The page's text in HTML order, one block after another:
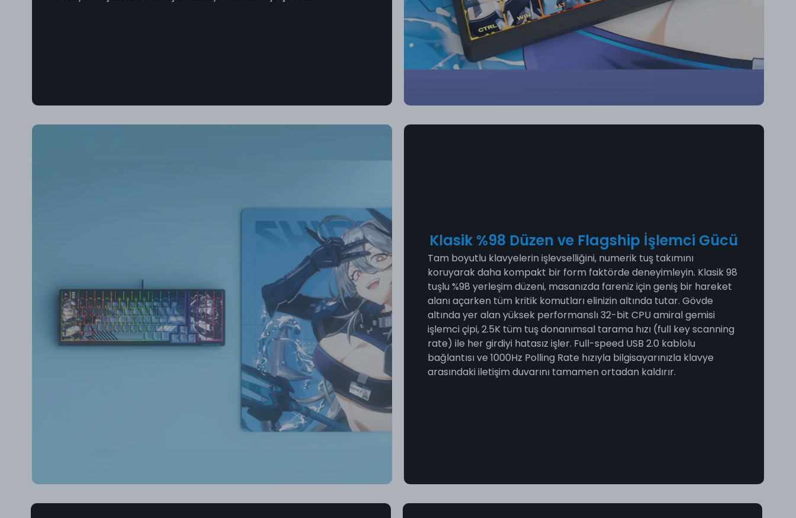
Klasik %98 Düzen ve Flagship İşlemci Gücü
Tam boyutlu klavyelerin işlevselliğini, numerik tuş takımını
koruyarak daha kompakt bir form faktörde deneyimleyin. Klasik 98
tuşlu %98 yerleşim düzeni, masanızda fareniz için geniş bir hareket
alanı açarken tüm kritik komutları elinizin altında tutar. Gövde
altında yer alan yüksek performanslı 32-bit CPU amiral gemisi
işlemci çipi, 2.5K tüm tuş donanımsal tarama hızı (full key scanning
rate) ile her girdiyi hatasız işler. Full-speed USB 2.0 kablolu
bağlantısı ve 1000Hz Polling Rate hızıyla bilgisayarınızla klavye
arasındaki iletişim duvarını tamamen ortadan kaldırır.